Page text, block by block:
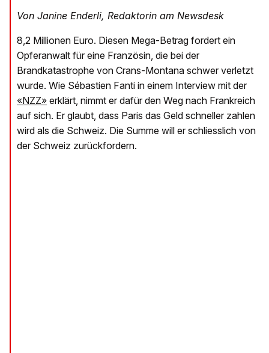
Von Janine Enderli, Redaktorin am Newsdesk
8,2 Millionen Euro. Diesen Mega-Betrag fordert ein
Opferanwalt für eine Französin, die bei der
Brandkatastrophe von Crans-Montana schwer verletzt
wurde. Wie Sébastien Fanti in einem Interview mit der
«NZZ» erklärt, nimmt er dafür den Weg nach Frankreich
auf sich. Er glaubt, dass Paris das Geld schneller zahlen
wird als die Schweiz. Die Summe will er schliesslich von
der Schweiz zurückfordern.